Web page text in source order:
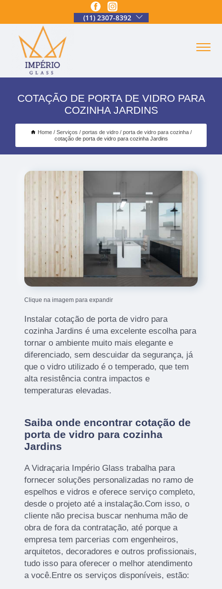
(11) 2307-8392
COTAÇÃO DE PORTA DE VIDRO PARA
COZINHA JARDINS
Home Serviços portas de vidro
porta de vidro para cozinha
cotação de porta de vidro para cozinha Jardins
Clique na imagem para expandir
Instalar cotação de porta de vidro para
cozinha Jardins é uma excelente escolha para
tornar o ambiente muito mais elegante e
diferenciado, sem descuidar da segurança, já
que o vidro utilizado é o temperado, que tem
alta resistência contra impactos e
temperaturas elevadas.
Saiba onde encontrar cotação de
porta de vidro para cozinha
Jardins
A Vidraçaria Império Glass trabalha para
fornecer soluções personalizadas no ramo de
espelhos e vidros e oferece serviço completo,
desde o projeto até a instalação.Com isso, o
cliente não precisa buscar nenhuma mão de
obra de fora da contratação, até porque a
empresa tem parcerias com engenheiros,
arquitetos, decoradores e outros profissionais,
tudo isso para oferecer o melhor atendimento
a você.Entre os serviços disponíveis, estão: